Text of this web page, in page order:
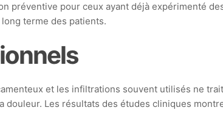
préventive pour ceux ayant déjà expérimenté
terme des patients.
et les infiltrations souvent utilisés ne
Les résultats des études cliniques